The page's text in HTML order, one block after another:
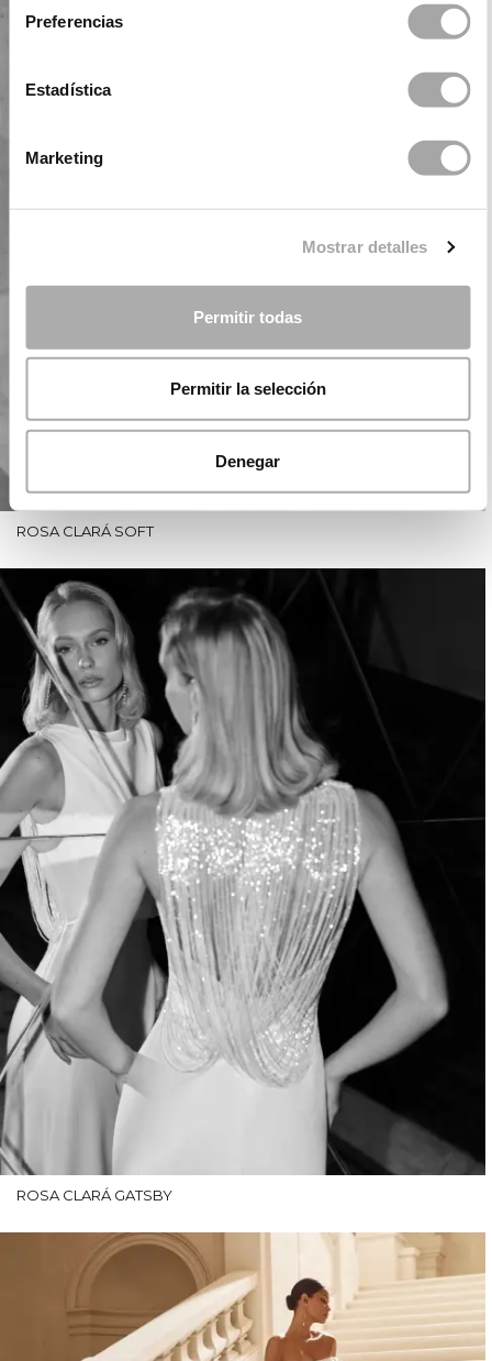
Preferencias
Estadística
Marketing
Mostrar detalles
Permitir todas
Permitir la selección
Denegar
ROSA CLARÁ SOFT
ROSA CLARÁ GATSBY